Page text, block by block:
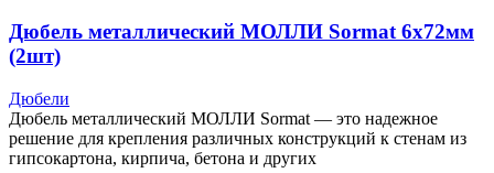
Дюбель металлический МОЛЛИ Sormat 6х72мм
(2шт)
Дюбели
Дюбель металлический МОЛЛИ Sormat — это надежное
решение для крепления различных конструкций к стенам из
гипсокартона, кирпича, бетона и других